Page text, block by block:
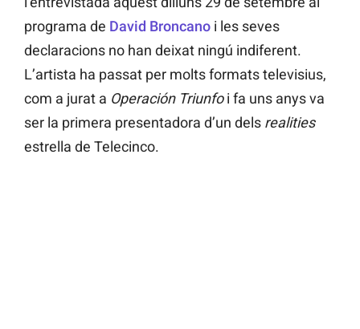
programa de David Broncano i les seves
declaracions no han deixat ningú indiferent.
L’artista ha passat per molts formats televisius,
com a jurat a Operación Triunfoi fa uns anys va
ser la primera presentadora d’un dels realities
estrella de Telecinco.